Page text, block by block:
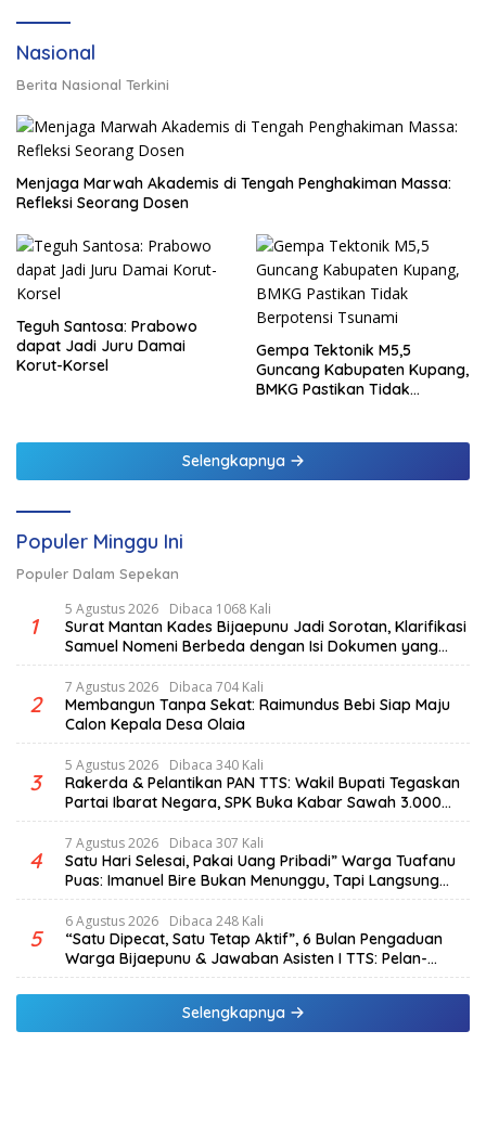
Nasional
Berita Nasional Terkini
Menjaga Marwah Akademis di Tengah Penghakiman Massa:
Refleksi Seorang Dosen
Teguh Santosa: Prabowo
dapat Jadi Juru Damai
Korut-Korsel
Gempa Tektonik M5,5
Guncang Kabupaten Kupang,
BMKG Pastikan Tidak
Selengkapnya
Populer Minggu Ini
Populer Dalam Sepekan
1
5 Agustus 2026 Dibaca 1068 Kali
Surat Mantan Kades Bijaepunu Jadi Sorotan, Klarifikasi
Samuel Nomeni Berbeda dengan Isi Dokumen yang
Beredar
2
7 Agustus 2026 Dibaca 704 Kali
Membangun Tanpa Sekat: Raimundus Bebi Siap Maju
Calon Kepala Desa Olaia
3
5 Agustus 2026 Dibaca 340 Kali
Rakerda & Pelantikan PAN TTS: Wakil Bupati Tegaskan
Partai Ibarat Negara, SPK Buka Kabar Sawah 3.000
Hektar & Larangan Politik Uang
4
7 Agustus 2026 Dibaca 307 Kali
Satu Hari Selesai, Pakai Uang Pribadi” Warga Tuafanu
Puas: Imanuel Bire Bukan Menunggu, Tapi Langsung
Bekerja
5
6 Agustus 2026 Dibaca 248 Kali
“Satu Dipecat, Satu Tetap Aktif”, 6 Bulan Pengaduan
Warga Bijaepunu & Jawaban Asisten I TTS: Pelan-
pelan, Tapi Pasti.
Selengkapnya